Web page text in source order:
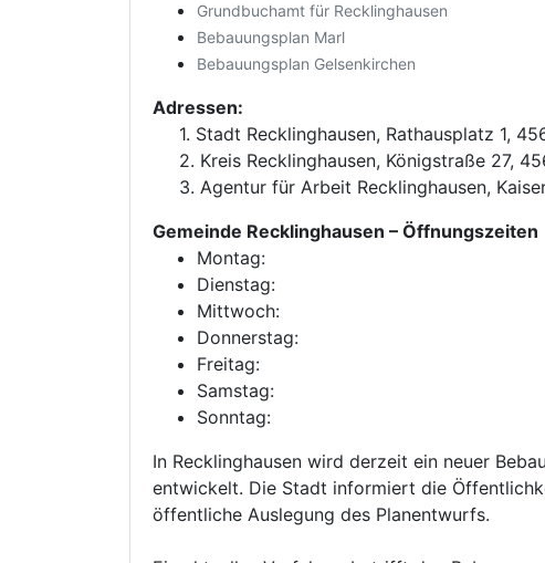
Grundbuchamt für Recklinghausen
Bebauungsplan Marl
Bebauungsplan Gelsenkirchen
Adressen:
1. Stadt Recklinghausen, Rathausplatz 1,
2. Kreis Recklinghausen, Königstraße 27,
3. Agentur für Arbeit Recklinghausen,
Gemeinde Recklinghausen – Öffnungszeiten
Montag:
Dienstag:
Mittwoch:
Donnerstag:
Freitag:
Samstag:
Sonntag:
In Recklinghausen wird derzeit ein neuer
entwickelt. Die Stadt informiert die
öffentliche Auslegung des Planentwurfs.